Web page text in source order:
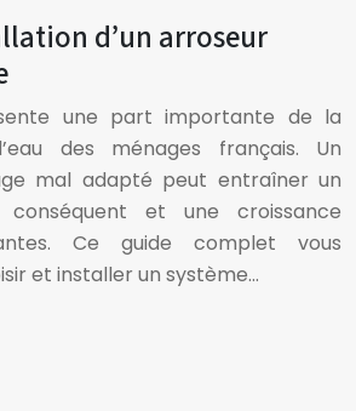
d’un arroseur
une part importante de la
des ménages français. Un
mal adapté peut entraîner un
conséquent et une croissance
Ce guide complet vous
et installer un système…